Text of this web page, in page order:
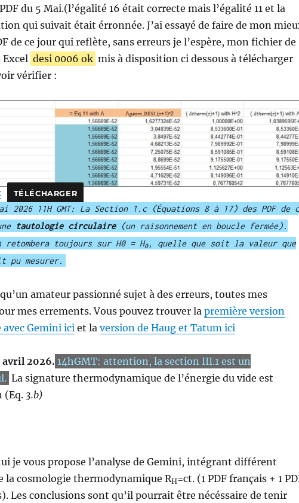
du 5 Mai.(l’égalité 16 était correcte mais l’égalité 11 et la
qui suivait était érronnée. J’ai essayé de faire de mon
de ce jour qui reflète, sans erreurs je l’espère, mon fichier de
Excel desi 0006 ok mis à disposition ci dessous à télécharger
vérifier :
TÉLÉCHARGER
2026 11H GMT: La Section 1.c (Équations 8 à 17) des PDF de
tautologie circulaire(un raisonnement en boucle fermée).
retombera toujours sur H0 = H0, quelle que soit la valeur que
pu mesurer.
amateur passionné sujet à des erreurs, toutes mes
mes errements. Vous pouvez trouver la première version
avec Gemini iciet la version de Haug et Tatum ici
avril 2026. 14hGMT: attention, la section III.1 est un
La signature thermodynamique de l’énergie du vide est
(Eq. 3.b)
je vous propose l’analyse de Gemini, intégrant différent
la cosmologie thermodynamique RH=ct. (1 PDF français + 1
Les conclusions sont qu’il pourrait être nécéssaire de tenir